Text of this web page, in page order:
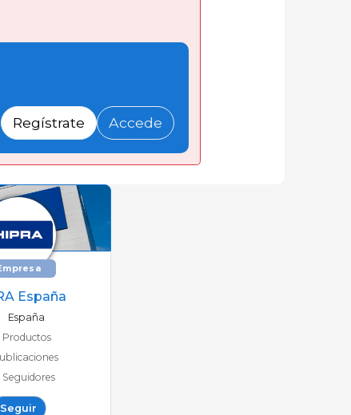
Regístrate Accede
España
España
Productos
Seguidores
Seguir